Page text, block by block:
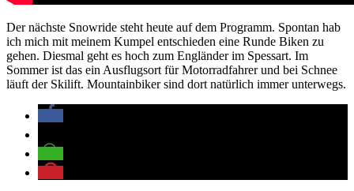
Der nächste Snowride steht heute auf dem Programm. Spontan hab
ich mich mit meinem Kumpel entschieden eine Runde Biken zu
gehen. Diesmal geht es hoch zum Engländer im Spessart. Im
Sommer ist das ein Ausflugsort für Motorradfahrer und bei Schnee
läuft der Skilift. Mountainbiker sind dort natürlich immer unterwegs.